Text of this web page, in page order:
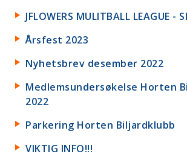
JFLOWERS MULITBALL LEAGUE -
Årsfest 2023
Nyhetsbrev desember 2022
Medlemsundersøkelse Horten
2022
Parkering Horten Biljardklubb
VIKTIG INFO!!!